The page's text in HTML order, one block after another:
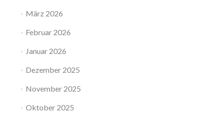
März 2026
Februar 2026
Januar 2026
Dezember 2025
November 2025
Oktober 2025